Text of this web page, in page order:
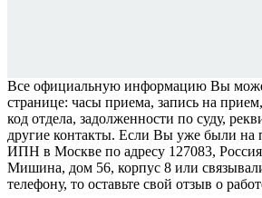
Все официальную информацию Вы
странице: часы приема, запись на
код отдела, задолженности по суду,
другие контакты. Если Вы уже были
ИПН в Москве по адресу 127083,
Мишина, дом 56, корпус 8 или
телефону, то оставьте свой отзыв о